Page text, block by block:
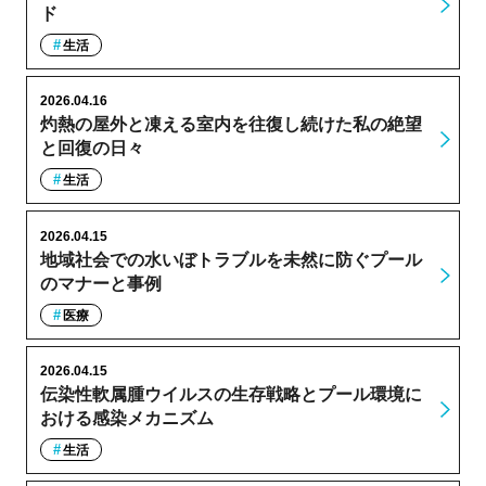
ド
生活
灼熱の屋外と凍える室内を往復し続けた私の絶望
と回復の日々
2026.04.16
生活
地域社会での水いぼトラブルを未然に防ぐプール
のマナーと事例
2026.04.15
医療
伝染性軟属腫ウイルスの生存戦略とプール環境に
おける感染メカニズム
2026.04.15
生活